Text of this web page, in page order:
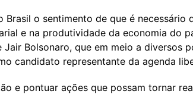
Brasil o sentimento de que é necessário
e na produtividade da economia do
Jair Bolsonaro, que em meio a diversos
candidato representante da agenda
e pontuar ações que possam tornar